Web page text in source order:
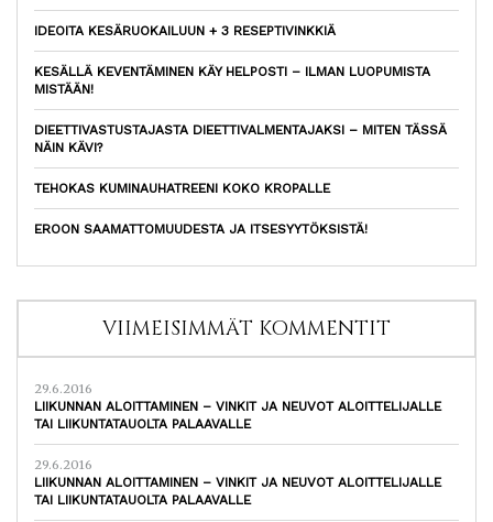
IDEOITA KESÄRUOKAILUUN + 3 RESEPTIVINKKIÄ
KESÄLLÄ KEVENTÄMINEN KÄY HELPOSTI – ILMAN LUOPUMISTA
MISTÄÄN!
DIEETTIVASTUSTAJASTA DIEETTIVALMENTAJAKSI – MITEN TÄSSÄ
NÄIN KÄVI?
TEHOKAS KUMINAUHATREENI KOKO KROPALLE
EROON SAAMATTOMUUDESTA JA ITSESYYTÖKSISTÄ!
VIIMEISIMMÄT KOMMENTIT
29.6.2016
LIIKUNNAN ALOITTAMINEN – VINKIT JA NEUVOT ALOITTELIJALLE
TAI LIIKUNTATAUOLTA PALAAVALLE
29.6.2016
LIIKUNNAN ALOITTAMINEN – VINKIT JA NEUVOT ALOITTELIJALLE
TAI LIIKUNTATAUOLTA PALAAVALLE